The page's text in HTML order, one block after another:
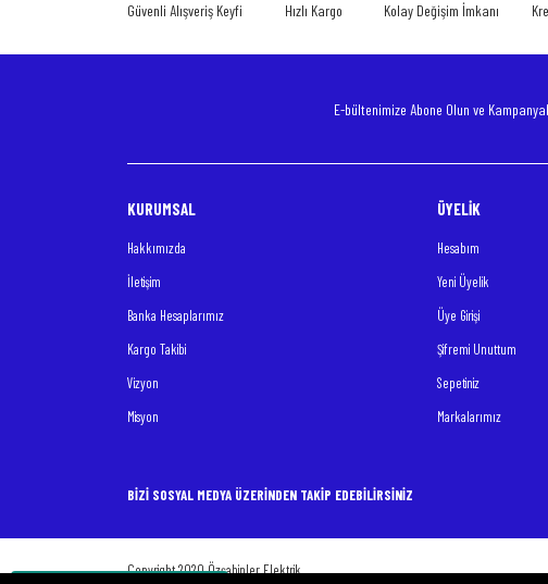
Ürün bilgilerinde hatalar bulunuyor.
Ürün fiyatı diğer sitelerden daha pahalı.
Güvenli Alışveriş Keyfi Hızlı Kargo Kolay Değişim İmkanı
E-bültenimize Abone Olun ve
KURUMSAL
Hakkımızda
İletişim
Banka Hesaplarımız
Kargo Takibi
Vizyon
Misyon
ÜYELİK
Hesabım
Yeni Üyelik
Üye Girişi
Şifremi Unuttum
Sepetiniz
Markalarımız
BİZİ SOSYAL MEDYA ÜZERİNDEN TAKİP EDEBİLİRSİNİZ
Copyright 2020 Özşahinler Elektrik